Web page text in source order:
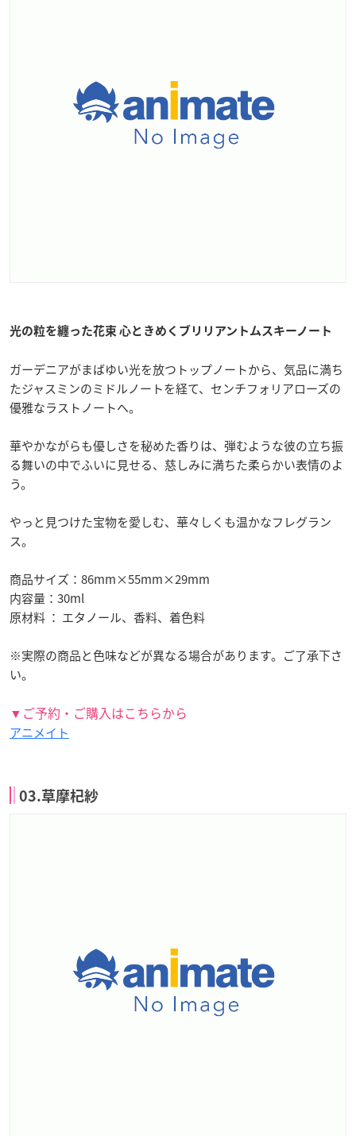
光の粒を纏った花束 心ときめくブリリアントムスキーノート
ガーデニアがまばゆい光を放つトップノートから、気品に満ち
たジャスミンのミドルノートを経て、センチフォリアローズの
優雅なラストノートへ。
華やかながらも優しさを秘めた香りは、弾むような彼の立ち振
る舞いの中でふいに見せる、慈しみに満ちた柔らかい表情のよ
う。
やっと見つけた宝物を愛しむ、華々しくも温かなフレグラン
ス。
商品サイズ：86mm×55mm×29mm
内容量：30ml
原材料 ： エタノール、香料、着色料
※実際の商品と色味などが異なる場合があります。ご了承下さ
い。
▼ご予約・ご購入はこちらから
アニメイト
03.草摩杞紗